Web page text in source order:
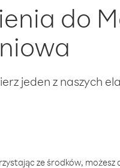
do
jeden z naszych
ze środków, możesz